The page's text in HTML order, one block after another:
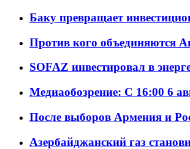
Баку превращает
Против кого объединяются
SOFAZ инвестировал в
Медиаобозрение: С 16:00 6
После выборов Армения и
Азербайджанский газ